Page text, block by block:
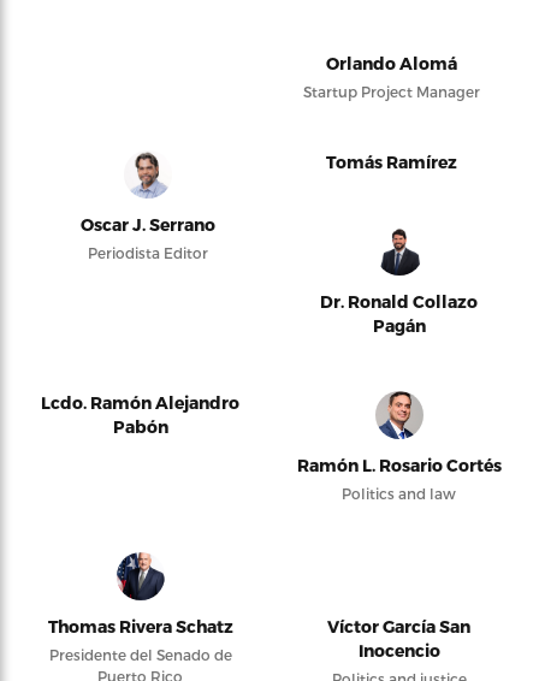
Orlando Alomá
Startup Project Manager
Oscar J. Serrano
Periodista Editor
Tomás Ramírez
Dr. Ronald Collazo
Pagán
Lcdo. Ramón Alejandro
Pabón
Ramón L. Rosario Cortés
Politics and law
Thomas Rivera Schatz
Presidente del Senado de
Puerto Rico
Víctor García San
Inocencio